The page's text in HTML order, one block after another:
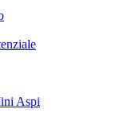
Aspi